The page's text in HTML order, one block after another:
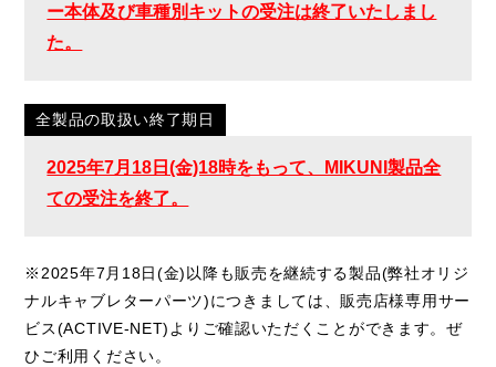
ー本体及び車種別キットの受注は終了いたしまし
た。
全製品の取扱い終了期日
2025年7月18日(金)18時をもって、MIKUNI製品全
ての受注を終了。
※2025年7月18日(金)以降も販売を継続する製品(弊社オリジ
ナルキャブレターパーツ)につきましては、販売店様専用サー
ビス(ACTIVE-NET)よりご確認いただくことができます。ぜ
ひご利用ください。